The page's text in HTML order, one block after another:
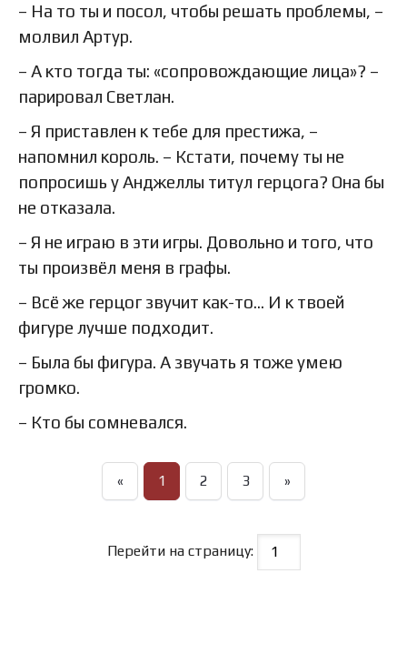
– На то ты и посол, чтобы решать проблемы, –
молвил Артур.
– А кто тогда ты: «сопровождающие лица»? –
парировал Светлан.
– Я приставлен к тебе для престижа, –
напомнил король. – Кстати, почему ты не
попросишь у Анджеллы титул герцога? Она бы
не отказала.
– Я не играю в эти игры. Довольно и того, что
ты произвёл меня в графы.
– Всё же герцог звучит как-то… И к твоей
фигуре лучше подходит.
– Была бы фигура. А звучать я тоже умею
громко.
– Кто бы сомневался.
« 1 2 3 »
Перейти на страницу: